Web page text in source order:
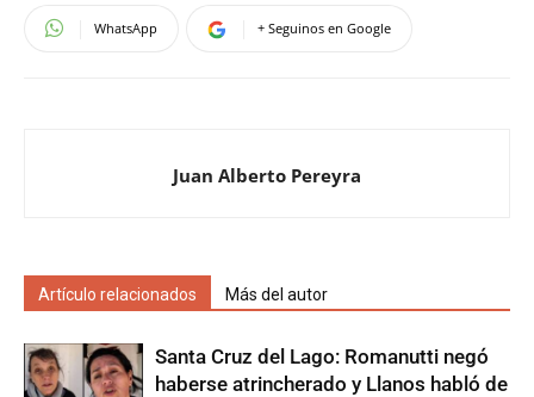
WhatsApp + Seguinos en Google
Juan Alberto Pereyra
Artículo relacionados Más del autor
Santa Cruz del Lago: Romanutti negó
haberse atrincherado y Llanos habló de